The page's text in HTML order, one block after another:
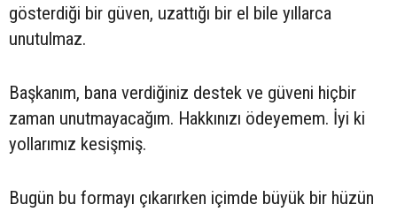
gösterdiği bir güven, uzattığı bir el bile yıllarca
unutulmaz.
Başkanım, bana verdiğiniz destek ve güveni hiçbir
zaman unutmayacağım. Hakkınızı ödeyemem. İyi ki
yollarımız kesişmiş.
Bugün bu formayı çıkarırken içimde büyük bir hüzün